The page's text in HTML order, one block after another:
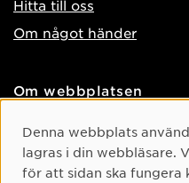
Hitta till oss
Om något händer
Om webbplatsen
Behandling av
personuppgifter
Cookie-samtycke
Denna webbplats
lagras i din webbläsare.
för att sidan ska fungera